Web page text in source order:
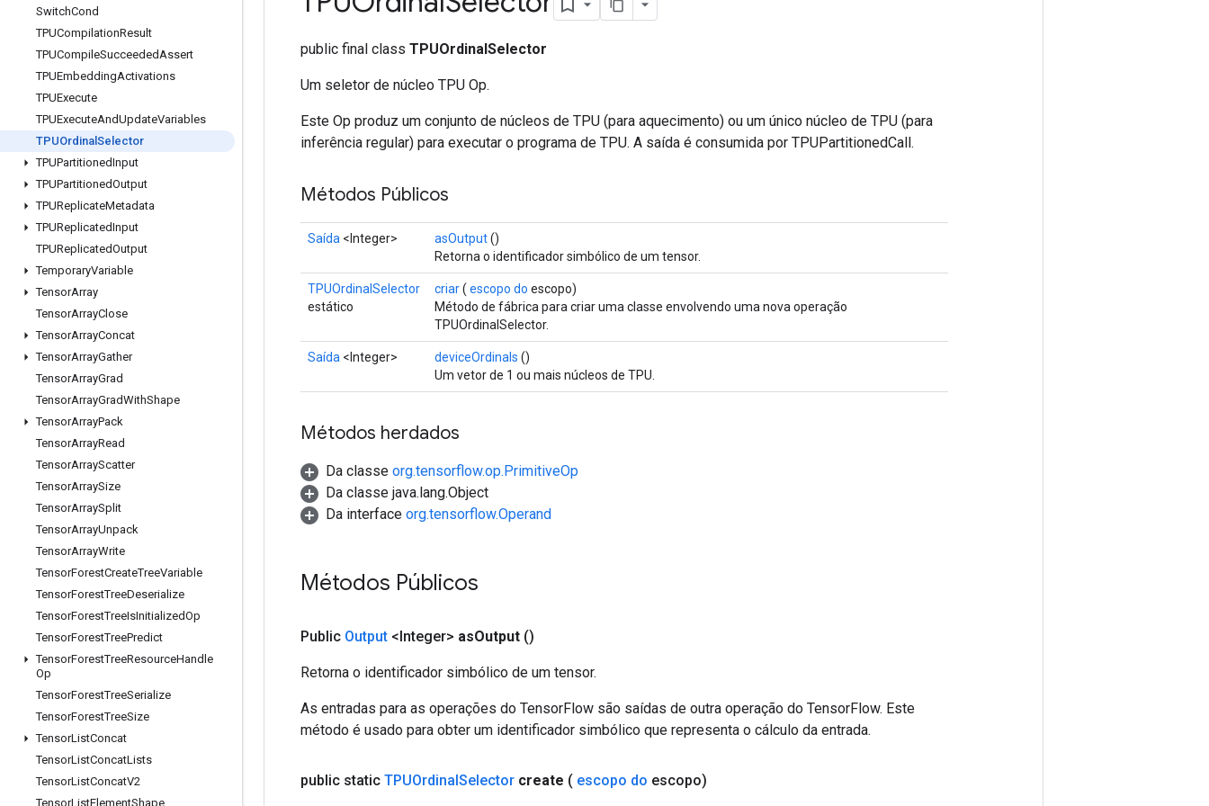
SwitchCond
TPUCompilationResult
TPUCompileSucceededAssert
TPUEmbeddingActivations
TPUExecute
TPUExecuteAndUpdateVariables
TPUOrdinal Selector
TPUPartitionedInput
TPUPartitionedOutput
TPUReplicateMetadata
TPUReplicatedInput
TPUReplicatedOutput
TemporaryVariable
TensorArray
TensorArrayClose
TensorArrayConcat
TensorArrayGather
TensorArrayGrad
TensorArrayGradWithShape
TensorArrayPack
TensorArrayRead
TensorArrayScatter
TensorArraySize
TensorArraySplit
TensorArrayUnpack
TensorArrayWrite
TensorForestCreateTreeVariable
TensorForestTreeDeserialize
TensorForestTreeIsInitializedOp
TensorForestTreePredict
TensorForestTreeResourceHandle
Op
TensorForestTreeSerialize
TensorForestTreeSize
TensorListConcat
TensorListConcatLists
TensorListConcatV2
TensorListElementShape
public final class TPUOrdinalSelector
Um seletor de núcleo TPU Op.
Este Op produz um conjunto de núcleos de TPU (para aquecimento) ou um único núcleo de TPU (para
inferência regular) para executar o programa de TPU. A saída é consumida por TPUPartitionedCall.
Métodos Públicos
Saída <Integer> asOutput()
Retorna o identificador simbólico de um tensor.
TPUOrdinalSelector
estático
criar( escopo do escopo)
Método de fábrica para criar uma classe envolvendo uma nova operação
TPUOrdinalSelector.
Saída <Integer> deviceOrdinals ()
Um vetor de 1 ou mais núcleos de TPU.
Métodos herdados
Da classe org.tensorflow.op.PrimitiveOp
Da classe java.lang.Object
Da interface org.tensorflow.Operand
Métodos Públicos
Public Output <Integer> asOutput ()
Retorna o identificador simbólico de um tensor.
As entradas para as operações do TensorFlow são saídas de outra operação do TensorFlow. Este
método é usado para obter um identificador simbólico que representa o cálculo da entrada.
public static TPUOrdinalSelector create ( escopo do escopo)